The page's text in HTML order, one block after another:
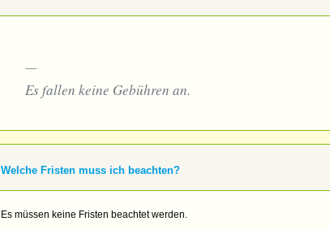
Es fallen keine Gebühren an.
Welche Fristen muss ich beachten?
Es müssen keine Fristen beachtet werden.